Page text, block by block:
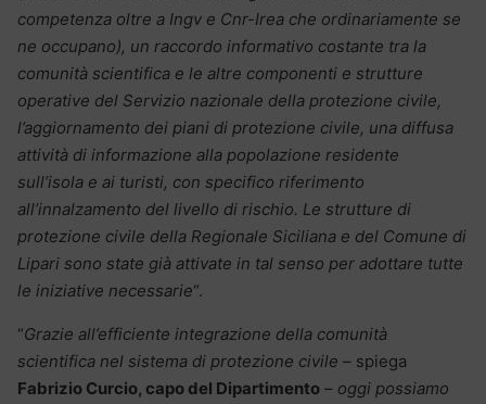
competenza oltre a Ingv e Cnr-Irea che ordinariamente se
ne occupano), un raccordo informativo costante tra la
comunità scientifica e le altre componenti e strutture
operative del Servizio nazionale della protezione civile,
l’aggiornamento dei piani di protezione civile, una diffusa
attività di informazione alla popolazione residente
sull’isola e ai turisti, con specifico riferimento
all’innalzamento del livello di rischio. Le strutture di
protezione civile della Regionale Siciliana e del Comune di
Lipari sono state già attivate in tal senso per adottare tutte
le iniziative necessarie“.
“Grazie all’efficiente integrazione della comunità
scientifica nel sistema di protezione civile – spiega
Fabrizio Curcio, capo del Dipartimento – oggi possiamo